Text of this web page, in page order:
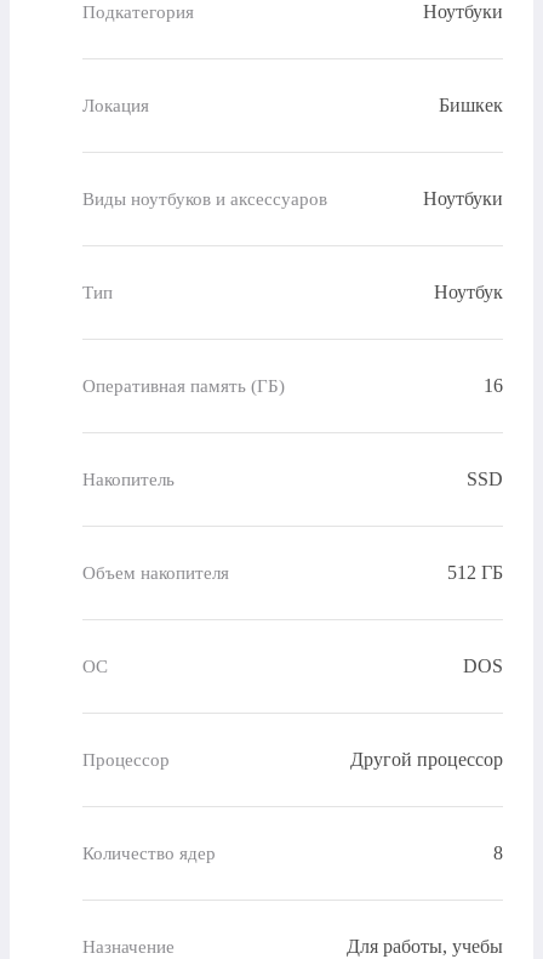
Подкатегория Ноутбуки
Локация Бишкек
Виды ноутбуков и аксессуаров Ноутбуки
Тип Ноутбук
Оперативная память (ГБ) 16
Накопитель SSD
Объем накопителя 512 ГБ
ОС DOS
Процессор Другой процессор
Количество ядер 8
Назначение Для работы, учебы